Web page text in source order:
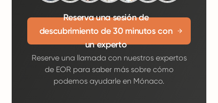
Reserva una sesión de
descubrimiento de 30 minutos con
un experto
Reserve una llamada con nuestros expertos
de EOR para saber más sobre cómo
podemos ayudarle en Mónaco.